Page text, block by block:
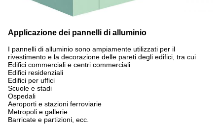
Applicazione dei pannelli di alluminio
I pannelli di alluminio sono ampiamente utilizzati per il
rivestimento e la decorazione delle pareti degli edifici, tra cui
Edifici commerciali e centri commerciali
Edifici residenziali
Edifici per uffici
Scuole e stadi
Ospedali
Aeroporti e stazioni ferroviarie
Metropoli e gallerie
Barricate e partizioni, ecc.